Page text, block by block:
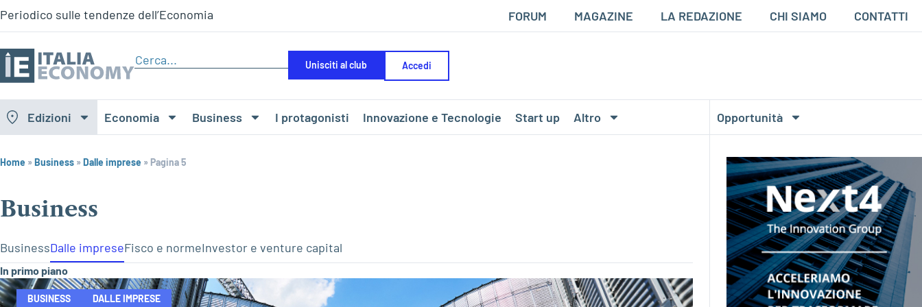
Periodico sulle tendenze dell’Economia FORUM MAGAZINE LA REDAZIONE CHI SIAMO CONTATTI
Unisciti al club Accedi
Edizioni Economia Business I protagonisti Innovazione e Tecnologie Start up Altro Opportunità
Home »Business »Dalle imprese » Pagina 5
Business
BusinessDalle impreseFisco e normeInvestor e venture capital
In primo piano
BUSINESS DALLE IMPRESE